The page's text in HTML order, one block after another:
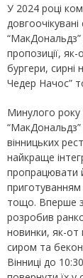
У 2024 році
“МакДональдз”
пропозиції, як-
бургери, сирні
Чедер Начос”
Минулого року
вінницьких
найкраще
пропрацювати
приготуванням
тощо. Вперше
розробив
новинки, як-от
сиром та
Вінниці до